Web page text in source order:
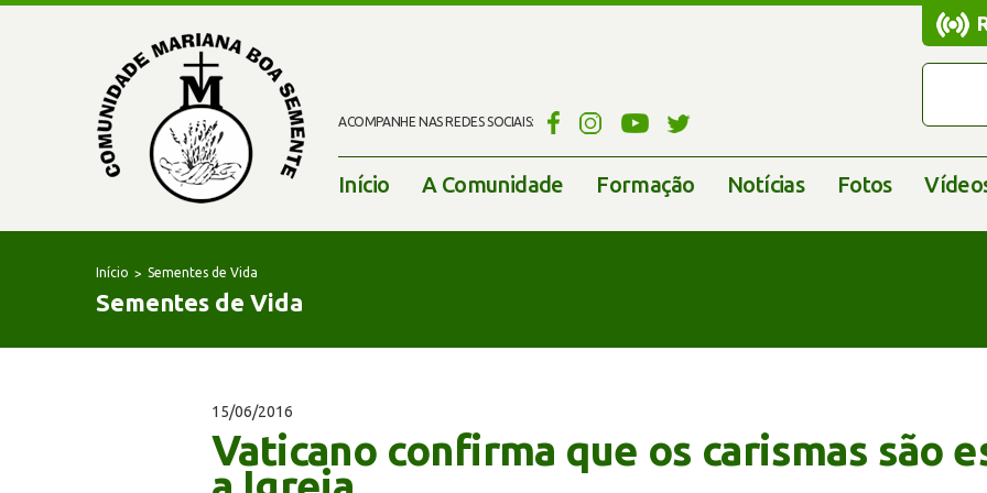
ACOMPANHE NAS REDES SOCIAIS:
Início A Comunidade Formação Notícias Fotos
Início Sementes de Vida
Sementes de Vida
15/06/2016
Vaticano confirma que os carismas são